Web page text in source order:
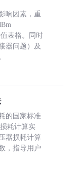
响因素，重
表格。同时
器问题）及
的国家标准
耗计算实
器损耗计算
，指导用户